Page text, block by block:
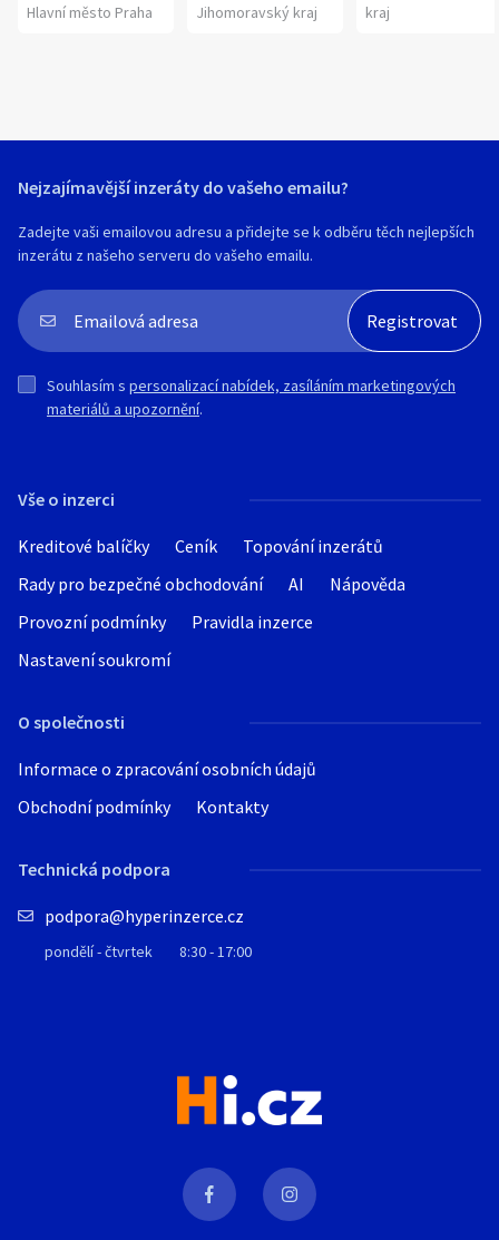
Hlavní město Praha Jihomoravský kraj
kraj
Vše o inzerci
Kreditové balíčky Ceník
Topování inzerátů
Rady pro bezpečné obchodování
AI
Nápověda
Provozní podmínky
Pravidla inzerce
Nastavení soukromí
O společnosti
Informace o zpracování osobních údajů
Obchodní podmínky
Kontakty
Technická podpora
podpora@hyperinzerce.cz
pondělí - čtvrtek 8:30 - 17:00
Nejzajímavější inzeráty do vašeho emailu?
Zadejte vaši emailovou adresu a přidejte se k odběru těch nejlepších
inzerátu z našeho serveru do vašeho emailu.
Souhlasím s personalizací nabídek, zasíláním marketingových
materiálů a upozornění.